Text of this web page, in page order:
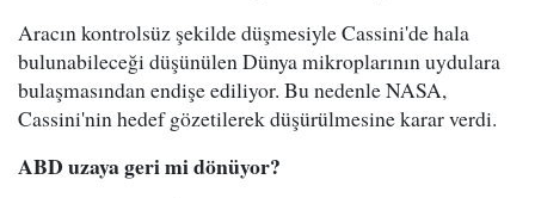
Aracın kontrolsüz şekilde düşmesiyle Cassini'de hala
bulunabileceği düşünülen Dünya mikroplarının uydulara
bulaşmasından endişe ediliyor. Bu nedenle NASA,
Cassini'nin hedef gözetilerek düşürülmesine karar verdi.
ABD uzaya geri mi dönüyor?